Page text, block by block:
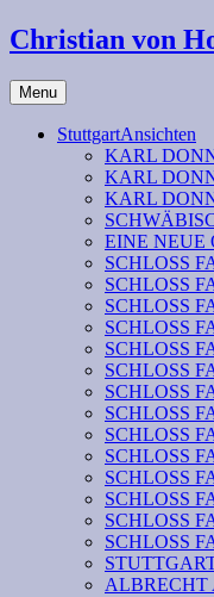
Christian von
Menu
StuttgartAnsichten
KARL
KARL
KARL
EINE NEUE
SCHLOSS
SCHLOSS
SCHLOSS
SCHLOSS
SCHLOSS
SCHLOSS
SCHLOSS
SCHLOSS
SCHLOSS
SCHLOSS
SCHLOSS
SCHLOSS
SCHLOSS
SCHLOSS
ALBRECHT